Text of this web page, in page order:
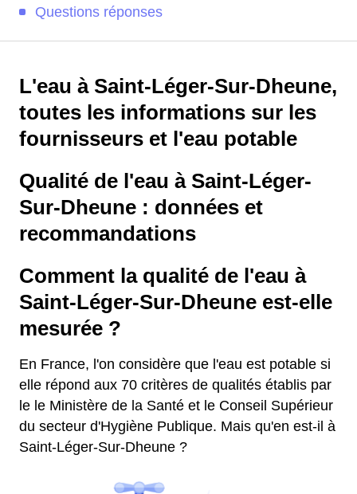
Questions réponses
L'eau à Saint-Léger-Sur-Dheune,
toutes les informations sur les
fournisseurs et l'eau potable
Qualité de l'eau à Saint-Léger-
Sur-Dheune : données et
recommandations
Comment la qualité de l'eau à
Saint-Léger-Sur-Dheune est-elle
mesurée ?
En France, l'on considère que l'eau est potable si
elle répond aux 70 critères de qualités établis par
le le Ministère de la Santé et le Conseil Supérieur
du secteur d'Hygiène Publique. Mais qu'en est-il à
Saint-Léger-Sur-Dheune ?